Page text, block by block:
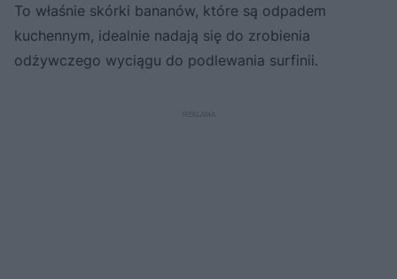
To właśnie skórki bananów, które są odpadem
kuchennym, idealnie nadają się do zrobienia
odżywczego wyciągu do podlewania surfinii.